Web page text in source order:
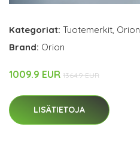
Kategoriat: Tuotemerkit, Orion
Brand: Orion
1009.9 EUR 1364.9 EUR
LISÄTIETOJA